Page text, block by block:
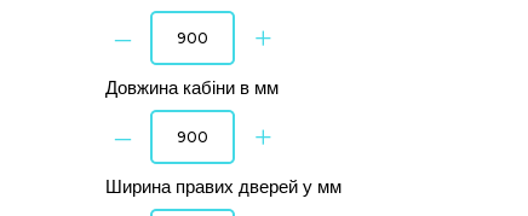
– +
Довжина кабіни в мм
– +
Ширина правих дверей у мм